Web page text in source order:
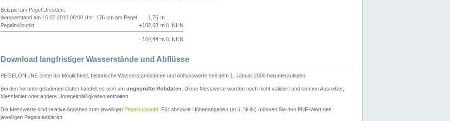
Beispiel am Pegel Dresden:
Wasserstand am 16.07.2013 08:00 Uhr: 176 cm am Pegel
1,76 m
Pegelnullpunkt
+102,68 m ü. NHN
=104,44 m ü. NHN
Download langfristiger Wasserstände und Abflüsse
PEGELONLINE bietet die Möglichkeit, historische Wasserstandsdaten und Abflusswerte seit dem 1. Januar 2000 herunterzuladen.
Bei den heruntergeladenen Daten handelt es sich um ungeprüfte Rohdaten . Diese Messwerte wurden noch nicht validiert und können Ausreißer,
Messfehler oder andere Unregelmäßigkeiten enthalten.
Die Messwerte sind relative Angaben zum jeweiligen Pegelnullpunkt . Für absolute Höhenangaben (m ü. NHN) müssen Sie den PNP-Wert des
jeweiligen Pegels addieren.